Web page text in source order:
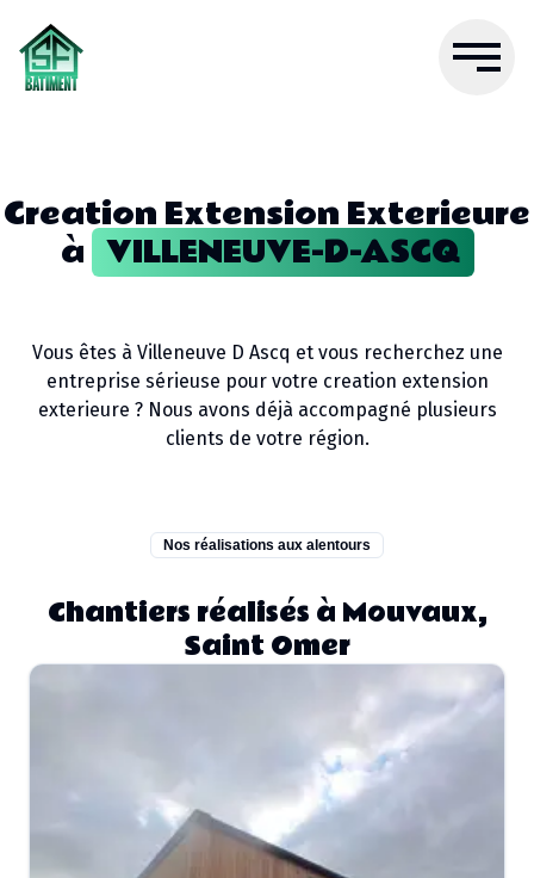
Creation Extension Exterieure
à VILLENEUVE-D-ASCQ
Vous êtes à Villeneuve D Ascq et vous recherchez une
entreprise sérieuse pour votre creation extension
exterieure ? Nous avons déjà accompagné plusieurs
clients de votre région.
Nos réalisations aux alentours
Chantiers réalisés à Mouvaux,
Saint Omer